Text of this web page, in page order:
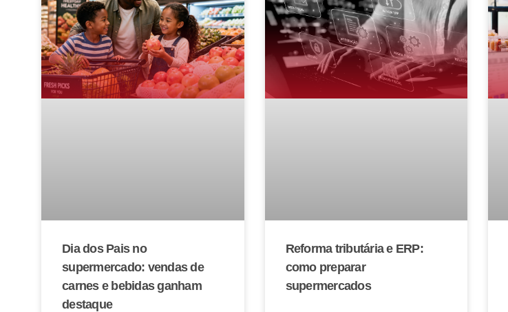
Dia dos Pais no
supermercado: vendas de
carnes e bebidas ganham
destaque
Reforma tributária e ERP:
como preparar
supermercados